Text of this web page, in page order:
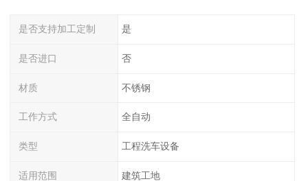
是否支持加工定制 是
是否进口 否
材质 不锈钢
工作方式 全自动
类型 工程洗车设备
适用范围 建筑工地